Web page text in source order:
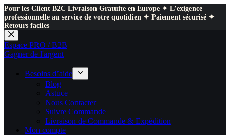
Pour les Client B2C Livraison Gratuite en Europe ✦ L’exigence
professionnelle au service de votre quotidien ✦ Paiement sécurisé ✦
Retours faciles
Passer
au
contenu
Espace PRO / B2B
Gagner de l'argent
Besoins d’aide
Blog
Astuce
Nous Contacter
Suivre Commande
Livraison de Commande & Expédition
Mon compte